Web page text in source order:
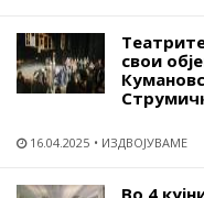
свои
16.04.2025 ИЗДВОЈУВАМЕ
Во 4